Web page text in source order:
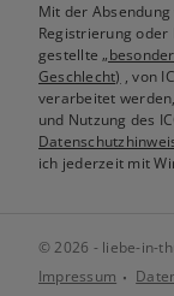
Mit der
Registrierung oder
gestellte
Geschlecht) , von
verarbeitet
und Nutzung des
ich jederzeit mit
© 2026 - liebe-in-
Impressum